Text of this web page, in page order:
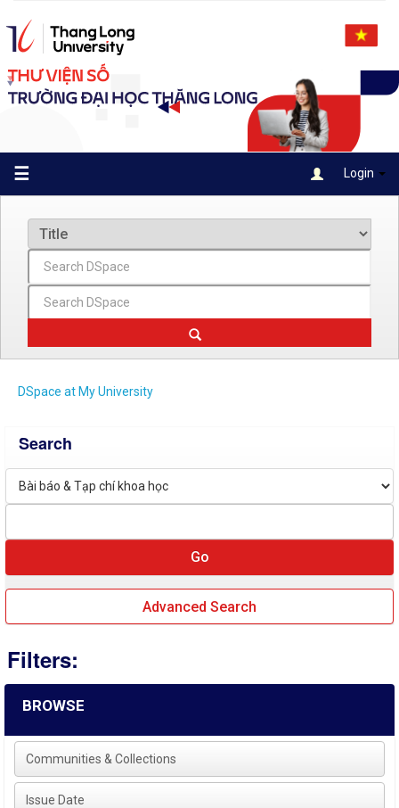
navigation
☰ Login
DSpace at My University
Search
Advanced Search
Filters:
BROWSE
Communities & Collections
Issue Date